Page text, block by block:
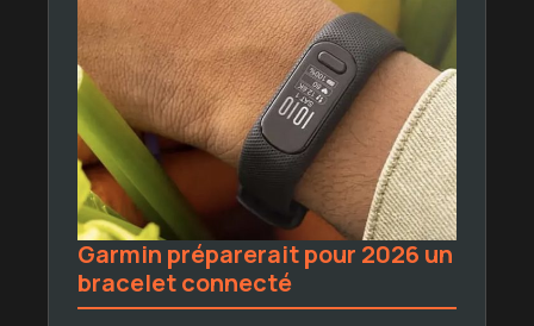
Garmin préparerait pour 2026 un
bracelet connecté